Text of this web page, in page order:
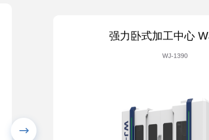
强力卧式加工中心
WJ-1390